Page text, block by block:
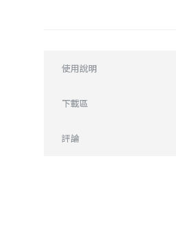
使用說明
下載區
評論